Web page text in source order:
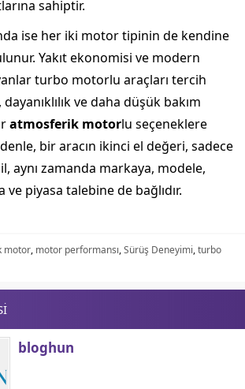
sahiptir.
ise her iki motor tipinin de kendine
Yakıt ekonomisi ve modern
turbo motorlu araçları tercih
ve daha düşük bakım
atmosferik motorlu seçeneklere
bir aracın ikinci el değeri, sadece
aynı zamanda markaya, modele,
piyasa talebine de bağlıdır.
motor, motor performansı,Sürüş Deneyimi,turbo
bloghun